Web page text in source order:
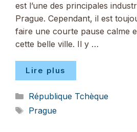
est l’une des principales
Prague. Cependant, il est
faire une courte pause calme
cette belle ville. Il y …
Lire plus
Catégories
République Tchèque
Étiquettes
Prague